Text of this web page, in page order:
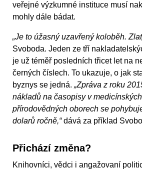
veřejné výzkumné instituce musí
mohly dále bádat.
„Je to úžasný uzavřený koloběh.
Svoboda. Jeden ze tří
je už téměř posledních třicet let na
černých číslech. To ukazuje, o jak
byznys se jedná. „Zpráva z roku
nákladů na časopisy v
přírodovědných oborech se
dolarů ročně,“dává za příklad
Přichází změna?
Knihovníci, vědci i angažovaní